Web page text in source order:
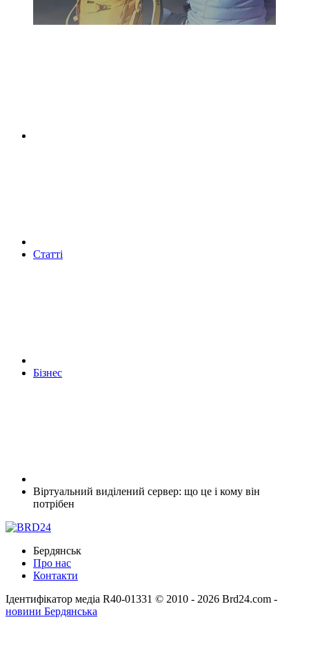
Статті
Бізнес
Віртуальний виділений сервер: що це і кому він
потрібен
Бердянськ
Про нас
Контакти
Ідентифікатор медіа R40-01331 © 2010 - 2026 Brd24.com -
новини Бердянська